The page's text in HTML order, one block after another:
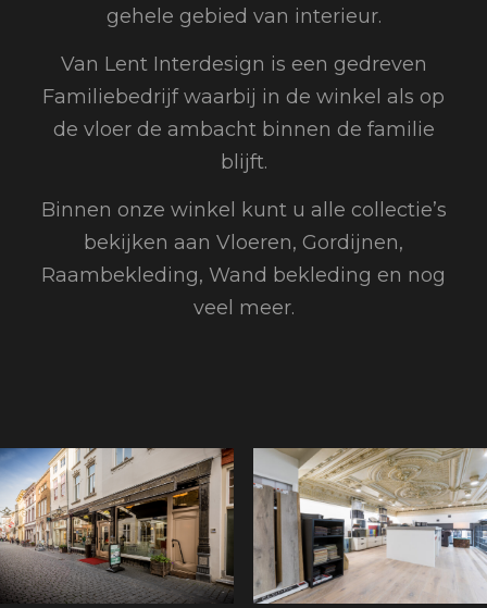
gehele gebied van interieur.
Van Lent Interdesign is een gedreven
Familiebedrijf waarbij in de winkel als op
de vloer de ambacht binnen de familie
blijft.
Binnen onze winkel kunt u alle collectie’s
bekijken aan Vloeren, Gordijnen,
Raambekleding, Wand bekleding en nog
veel meer.